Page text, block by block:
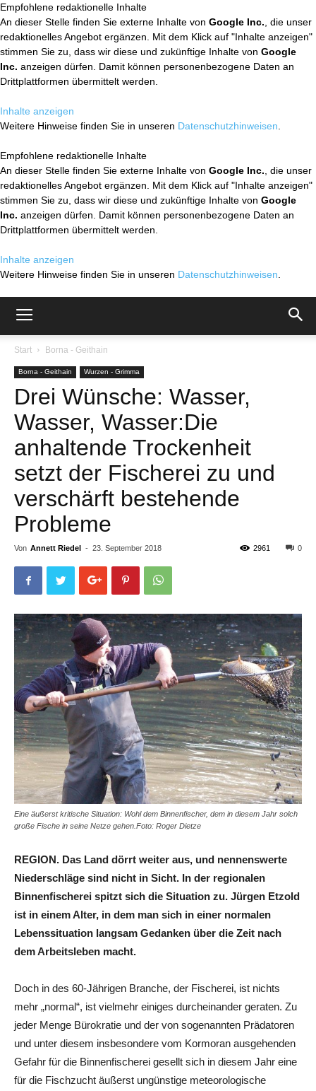
Empfohlene redaktionelle Inhalte
An dieser Stelle finden Sie externe Inhalte von Google Inc. , die unser
redaktionelles Angebot ergänzen. Mit dem Klick auf "Inhalte anzeigen"
stimmen Sie zu, dass wir diese und zukünftige Inhalte von Google
Inc. anzeigen dürfen. Damit können personenbezogene Daten an
Drittplattformen übermittelt werden.
Inhalte anzeigen
Weitere Hinweise finden Sie in unseren Datenschutzhinweisen
Empfohlene redaktionelle Inhalte
An dieser Stelle finden Sie externe Inhalte von Google Inc. , die unser
redaktionelles Angebot ergänzen. Mit dem Klick auf "Inhalte anzeigen"
stimmen Sie zu, dass wir diese und zukünftige Inhalte von Google
Inc. anzeigen dürfen. Damit können personenbezogene Daten an
Drittplattformen übermittelt werden.
Inhalte anzeigen
Weitere Hinweise finden Sie in unseren Datenschutzhinweisen
Start Borna - Geithain
Borna - Geithain Wurzen - Grimma
Drei Wünsche: Wasser,
Wasser, Wasser:Die
anhaltende Trockenheit
setzt der Fischerei zu und
verschärft bestehende
Probleme
Von Annett Riedel - 23. September 2018 0
2961
Eine äußerst kritische Situation: Wohl dem Binnenfischer, dem in diesem Jahr solch
große Fische in seine Netze gehen.Foto: Roger Dietze
REGION. Das Land dörrt weiter aus, und nennenswerte
Niederschläge sind nicht in Sicht. In der regionalen
Binnenfischerei spitzt sich die Situation zu. Jürgen Etzold
ist in einem Alter, in dem man sich in einer normalen
Lebenssituation langsam Gedanken über die Zeit nach
dem Arbeitsleben macht.
Doch in des 60-Jährigen Branche, der Fischerei, ist nichts
mehr „normal“, ist vielmehr einiges durcheinander geraten. Zu
jeder Menge Bürokratie und der von sogenannten Prädatoren
und unter diesem insbesondere vom Kormoran ausgehenden
Gefahr für die Binnenfischerei gesellt sich in diesem Jahr eine
für die Fischzucht äußerst ungünstige meteorologische